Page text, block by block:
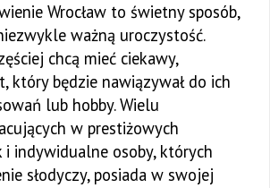
Wrocław to świetny sposób,
ważną uroczystość.
chcą mieć ciekawy,
będzie nawiązywał do ich
lub hobby. Wielu
w prestiżowych
i indywidualne osoby, których
słodyczy, posiada w swojej